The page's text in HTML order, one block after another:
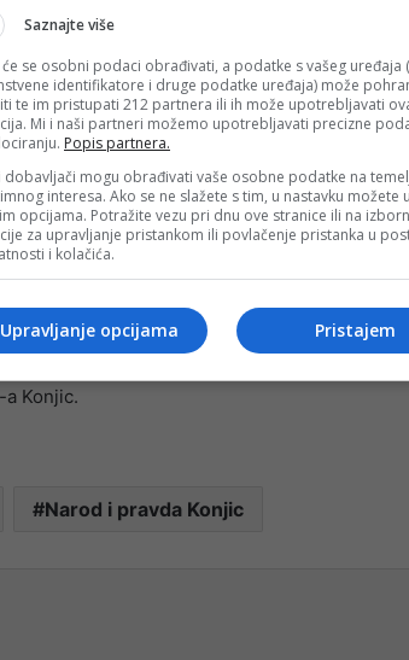
u okviru Naroda i Pravde Konjic, donesena
danas, na poseban dan za našu Bosnu i
izabran je Mirsad Jazvin, a za njegovog
je Miralem Jusufbegović.
će nastaviti časnu borbu za istinu, pravdu i
Konjic.
Narod i pravda Konjic
Saznajte više
će se osobni podaci obrađivati, a podatke s vašeg uređaja
identifikatore i druge podatke uređaja) može
te im pristupati 212 partnera ili ih može upotrebljavati
Mi i naši partneri možemo upotrebljavati precizne
Popis partnera.
dobavljači mogu obrađivati vaše osobne podatke na
interesa. Ako se ne slažete s tim, u nastavku možete
opcijama. Potražite vezu pri dnu ove stranice ili na
za upravljanje pristankom ili povlačenje pristanka u
i kolačića.
Pristajem
Upravljanje opcijama